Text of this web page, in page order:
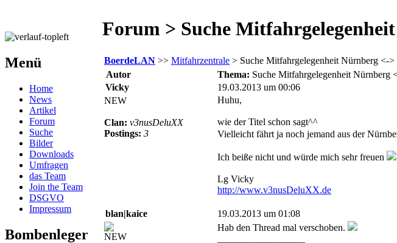
Menü
Home
News
Artikel
Forum
Suche
Bilder
Downloads
Umfragen
das Team
Join the Team
DSGVO
Impressum
Bombenleger
Forum > Suche
BoerdeLAN >> Mitfahrzentrale > Suche Mitfahrgelegenheit Nürnberg <-
Autor
Thema: Suche Mitfahrgelegenheit Nürnberg
Vicky
19.03.2013 um 00:06
NEW
Clan: v3nusDeluXX
Postings: 3
Huhu,
wie der Titel schon sagt^^
Vielleicht fährt ja noch jemand aus der
Ich beiße nicht und würde mich sehr freuen
Lg Vicky
http://www.v3nusDeluXX.de
blan|kaice 19.03.2013 um 01:08
NEW
Hab den Thread mal verschoben.